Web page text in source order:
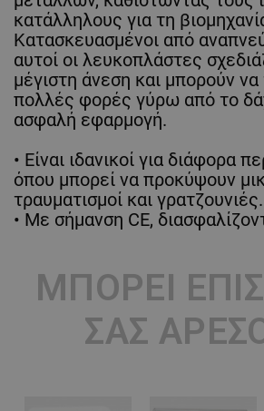
κατάλληλους για τη
Κατασκευασμένοι από
αυτοί οι λευκοπλάστες
μέγιστη άνεση και μπορούν να
πολλές φορές γύρω από το
ασφαλή εφαρμογή.
• Είναι ιδανικοί για διάφορα
όπου μπορεί να προκύψουν
τραυματισμοί και γρατζουνιές.
• Με σήμανση CE,
ΜΠΟΡΕΊ
ΣΑΣ